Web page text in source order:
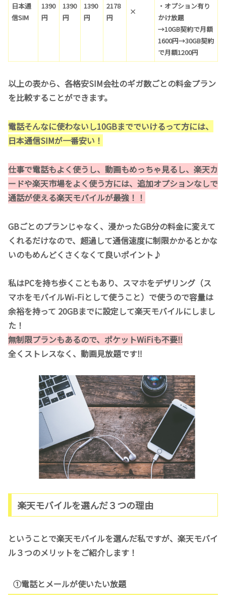
日本通
信SIM
1390
円
1390
円
1390
円
2178
円
×
・オプション有り
かけ放題
→10GB契約で月額
1600円→30GB契約
で月額1200円
以上の表から、各格安SIM会社のギガ数ごとの料金プラン
を比較することができます。
電話そんなに使わないし10GBまででいけるって方には、
日本通信SIMが一番安い！
仕事で電話もよく使うし、動画もめっちゃ見るし、楽天カ
ードや楽天市場をよく使う方には、追加オプションなしで
通話が使える楽天モバイルが最強 ！！
GBごとのプランじゃなく、浸かったGB分の料金に変えて
くれるだけなので、超過して通信速度に制限かかるとかな
いのもめんどくさくなくて良いポイント♪
私はPCを持ち歩くこともあり、スマホをデザリング（ス
マホをモバイルWi-Fiとして使うこと）で使うので容量は
余裕を持って 20GBまでに設定して楽天モバイルにしまし
た！
無制限プランもあるので、ポケットWiFiも不要‼︎
全くストレスなく、動画見放題です‼︎
楽天モバイルを選んだ３つの理由
ということで楽天モバイルを選んだ私ですが、楽天モバイ
ル３つのメリットをご紹介します！
①電話とメールが使いたい放題